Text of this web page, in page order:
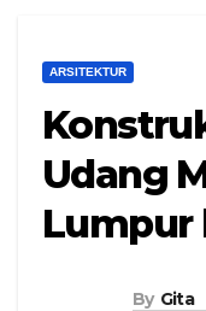
ARSITEKTUR
Udang
Lumpur
By Gita